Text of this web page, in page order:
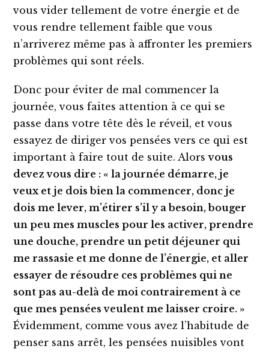
vous vider tellement de votre énergie et de
vous rendre tellement faible que vous
n’arriverez même pas à affronter les premiers
problèmes qui sont réels.
Donc pour éviter de mal commencer la
journée, vous faites attention à ce qui se
passe dans votre tête dès le réveil, et vous
essayez de diriger vos pensées vers ce qui est
important à faire tout de suite. Alorsvous
devez vous dire : « la journée démarre, je
veux et je dois bien la commencer, donc je
dois me lever, m’étirer s’il y a besoin, bouger
un peu mes muscles pour les activer, prendre
une douche, prendre un petit déjeuner qui
merassasie etme donne de l’énergie, et aller
essayer de résoudre ces problèmes qui ne
sont pas au-delà de moi contrairement à ce
que mes pensées veulent me laisser croire. »
Évidemment, comme vous avez l’habitude de
penser sans arrêt, les pensées nuisibles vont